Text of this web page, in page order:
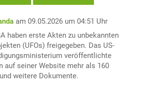
am 09.05.2026 um 04:51 Uhr
haben erste Akten zu unbekannten
(UFOs) freigegeben. Das US-
veröffentlichte
auf seiner Website mehr als 160
weitere Dokumente.